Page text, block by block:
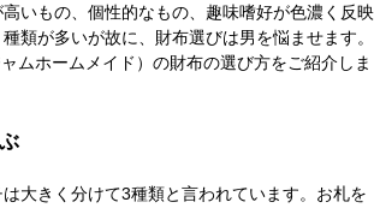
いもの、個性的なもの、趣味嗜好が色濃く反映
類が多いが故に、財布選びは男を悩ませます。
ムホームメイド）の財布の選び方をご紹介しま
大きく分けて3種類と言われています。お札を